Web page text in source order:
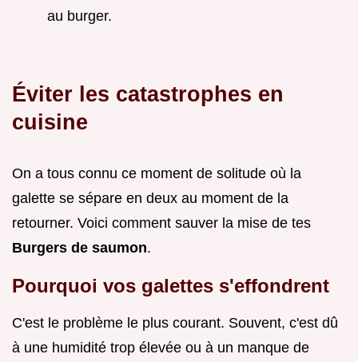
au burger.
Éviter les catastrophes en
cuisine
On a tous connu ce moment de solitude où la
galette se sépare en deux au moment de la
retourner. Voici comment sauver la mise de tes
Burgers de saumon.
Pourquoi vos galettes s'effondrent
C'est le problème le plus courant. Souvent, c'est dû
à une humidité trop élevée ou à un manque de